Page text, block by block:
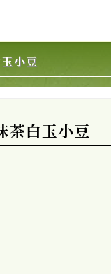
小豆
茶白玉小豆